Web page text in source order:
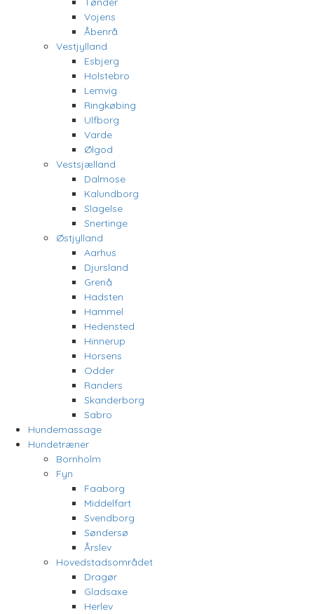
Vojens
Åbenrå
Vestjylland
Esbjerg
Holstebro
Lemvig
Ringkøbing
Ulfborg
Varde
Ølgod
Vestsjælland
Dalmose
Kalundborg
Slagelse
Snertinge
Østjylland
Aarhus
Djursland
Grenå
Hadsten
Hammel
Hedensted
Hinnerup
Horsens
Odder
Randers
Skanderborg
Sabro
Hundemassage
Hundetræner
Bornholm
Fyn
Faaborg
Middelfart
Svendborg
Søndersø
Årslev
Hovedstadsområdet
Dragør
Gladsaxe
Herlev